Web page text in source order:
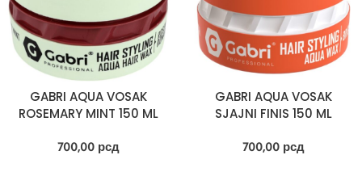
GABRI AQUA VOSAK
ROSEMARY MINT 150 ML
700,00 рсд
GABRI AQUA VOSAK
SJAJNI FINIS 150 ML
700,00 рсд